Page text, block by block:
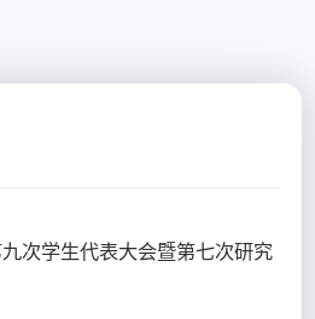
次学生代表大会暨第七次研究